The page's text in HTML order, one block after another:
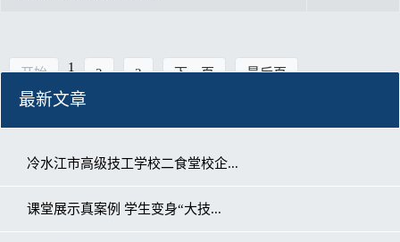
开始 1 2 3 下一页 最后页
最新文章
冷水江市高级技工学校二食堂校企...
课堂展示真案例 学生变身“大技...